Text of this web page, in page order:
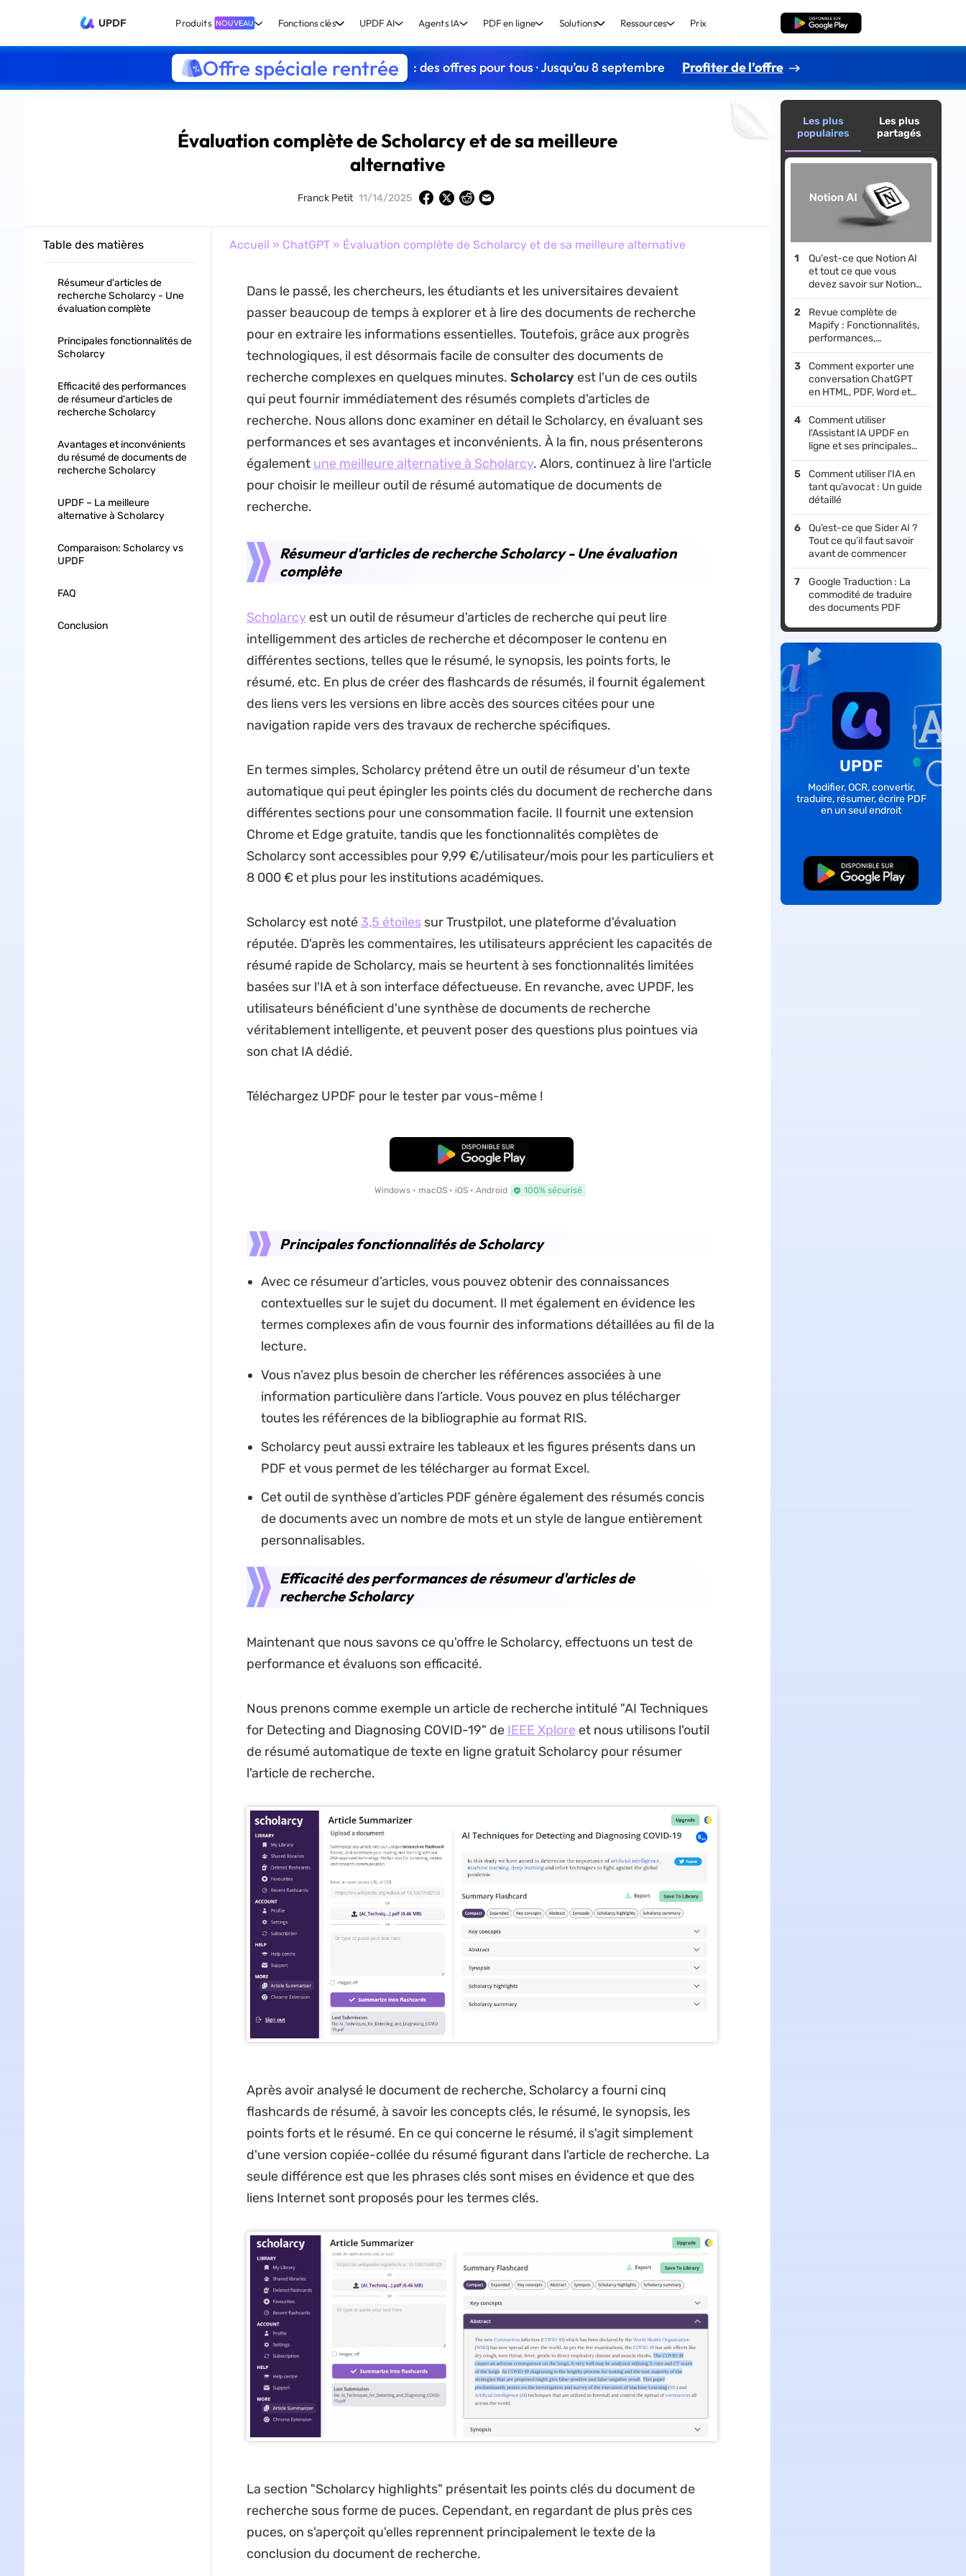
UPDF Produits NOUVEAU Fonctions clés UPDF AI Agents IA PDF en ligne Solutions Ressources Prix TÉLÉCHARGER
Offre spéciale rentrée : des offres pour tous · Jusqu’au 8 septembre Profiter de l’offre
Évaluation complète de Scholarcy et de sa meilleure
alternative
Franck Petit 11/14/2025
Table des matières
Résumeur d'articles de
recherche Scholarcy - Une
évaluation complète
Principales fonctionnalités de
Scholarcy
Efficacité des performances
de résumeur d'articles de
recherche Scholarcy
Avantages et inconvénients
du résumé de documents de
recherche Scholarcy
UPDF – La meilleure
alternative à Scholarcy
Comparaison: Scholarcy vs
UPDF
FAQ
Conclusion
Accueil » ChatGPT» Évaluation complète de Scholarcy et de sa meilleure alternative
Dans le passé, les chercheurs, les étudiants et les universitaires devaient
passer beaucoup de temps à explorer et à lire des documents de recherche
pour en extraire les informations essentielles. Toutefois, grâce aux progrès
technologiques, il est désormais facile de consulter des documents de
recherche complexes en quelques minutes. Scholarcy est l'un de ces outils
qui peut fournir immédiatement des résumés complets d'articles de
recherche. Nous allons donc examiner en détail le Scholarcy, en évaluant ses
performances et ses avantages et inconvénients. À la fin, nous présenterons
également une meilleure alternative à Scholarcy. Alors, continuez à lire l'article
pour choisir le meilleur outil de résumé automatique de documents de
recherche.
Résumeur d'articles de recherche Scholarcy - Une évaluation
complète
Scholarcyest un outil de résumeur d'articles de recherche qui peut lire
intelligemment des articles de recherche et décomposer le contenu en
différentes sections, telles que le résumé, le synopsis, les points forts, le
résumé, etc. En plus de créer des flashcards de résumés, il fournit également
des liens vers les versions en libre accès des sources citées pour une
navigation rapide vers des travaux de recherche spécifiques.
En termes simples, Scholarcy prétend être un outil de résumeur d'un texte
automatique qui peut épingler les points clés du document de recherche dans
différentes sections pour une consommation facile. Il fournit une extension
Chrome et Edge gratuite, tandis que les fonctionnalités complètes de
Scholarcy sont accessibles pour 9,99 €/utilisateur/mois pour les particuliers et
8 000 € et plus pour les institutions académiques.
Scholarcy est noté 3,5 étoilessur Trustpilot, une plateforme d'évaluation
réputée. D'après les commentaires, les utilisateurs apprécient les capacités de
résumé rapide de Scholarcy, mais se heurtent à ses fonctionnalités limitées
basées sur l'IA et à son interface défectueuse. En revanche, avec UPDF, les
utilisateurs bénéficient d'une synthèse de documents de recherche
véritablement intelligente, et peuvent poser des questions plus pointues via
son chat IA dédié.
Téléchargez UPDF pour le tester par vous-même !
TÉLÉCHARGER
Windows • macOS • iOS • Android 100% sécurisé
Principales fonctionnalités de Scholarcy
Avec ce résumeur d’articles, vous pouvez obtenir des connaissances
contextuelles sur le sujet du document. Il met également en évidence les
termes complexes afin de vous fournir des informations détaillées au fil de la
lecture.
Vous n’avez plus besoin de chercher les références associées à une
information particulière dans l’article. Vous pouvez en plus télécharger
toutes les références de la bibliographie au format RIS.
Scholarcy peut aussi extraire les tableaux et les figures présents dans un
PDF et vous permet de les télécharger au format Excel.
Cet outil de synthèse d’articles PDF génère également des résumés concis
de documents avec un nombre de mots et un style de langue entièrement
personnalisables.
Efficacité des performances de résumeur d'articles de
recherche Scholarcy
Maintenant que nous savons ce qu'offre le Scholarcy, effectuons un test de
performance et évaluons son efficacité.
Nous prenons comme exemple un article de recherche intitulé "AI Techniques
for Detecting and Diagnosing COVID-19" de IEEE Xplore et nous utilisons l'outil
de résumé automatique de texte en ligne gratuit Scholarcy pour résumer
l'article de recherche.
Après avoir analysé le document de recherche, Scholarcy a fourni cinq
flashcards de résumé, à savoir les concepts clés, le résumé, le synopsis, les
points forts et le résumé. En ce qui concerne le résumé, il s'agit simplement
d'une version copiée-collée du résumé figurant dans l'article de recherche. La
seule différence est que les phrases clés sont mises en évidence et que des
liens Internet sont proposés pour les termes clés.
La section "Scholarcy highlights" présentait les points clés du document de
recherche sous forme de puces. Cependant, en regardant de plus près ces
puces, on s'aperçoit qu'elles reprennent principalement le texte de la
conclusion du document de recherche.
Les plus
populaires
Les plus
partagés
Qu'est-ce que Notion AI
et tout ce que vous
devez savoir sur Notion
AI
Revue complète de
Mapify : Fonctionnalités,
performances,
tarification, et meilleure
alternative
Comment exporter une
conversation ChatGPT
en HTML, PDF, Word et
Excel
Comment utiliser
l'Assistant IA UPDF en
ligne et ses principales
fonctionnalités
Comment utiliser l'IA en
tant qu’avocat : Un guide
détaillé
Qu’est-ce que Sider AI ?
Tout ce qu’il faut savoir
avant de commencer
Google Traduction : La
commodité de traduire
des documents PDF
UPDF
Modifier, OCR, convertir,
traduire, résumer, écrire PDF
en un seul endroit
TÉLÉCHARGER